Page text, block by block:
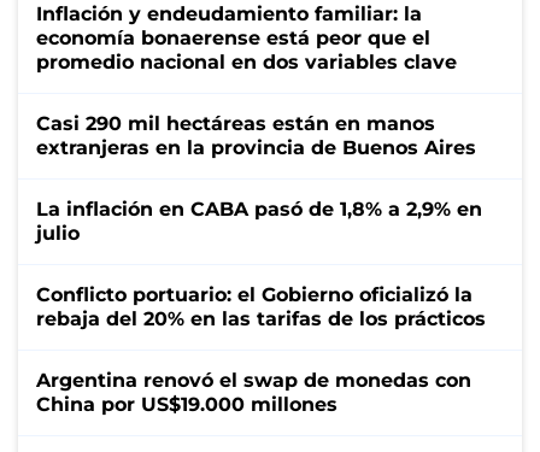
Inflación y endeudamiento familiar: la
economía bonaerense está peor que el
promedio nacional en dos variables clave
Casi 290 mil hectáreas están en manos
extranjeras en la provincia de Buenos Aires
La inflación en CABA pasó de 1,8% a 2,9% en
julio
Conflicto portuario: el Gobierno oficializó la
rebaja del 20% en las tarifas de los prácticos
Argentina renovó el swap de monedas con
China por US$19.000 millones